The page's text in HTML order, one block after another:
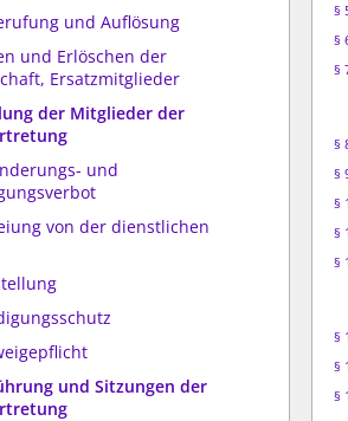
und Auflösung
und Erlöschen der
Ersatzmitglieder
der Mitglieder der
und
von der dienstlichen
und Sitzungen der
§
§
§
§
§
§
§
§
§
§
§